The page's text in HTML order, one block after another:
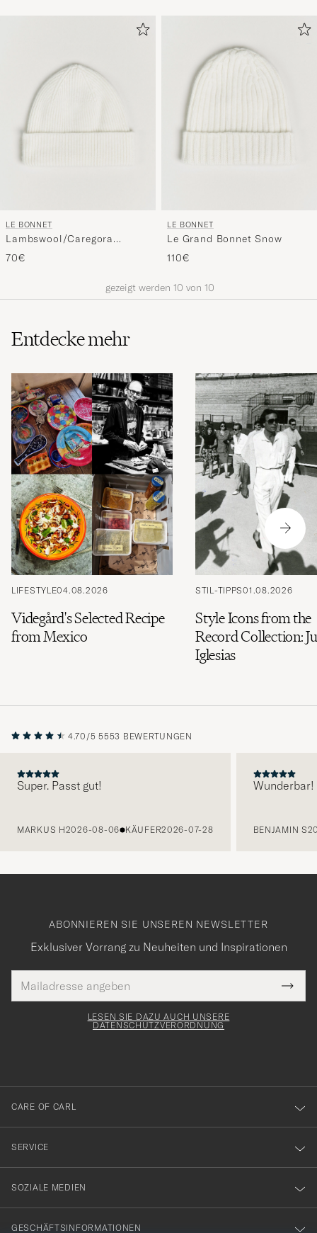
LE BONNET
Lambswool/Caregora
Beanie Snow
70€
LE BONNET
Le Grand Bonnet Snow
110€
gezeigt werden 10 von 10
Entdecke mehr
LIFESTYLE04.08.2026
Videgård's Selected Recipe
from Mexico
STIL-TIPPS01.08.2026
Style Icons from the
Record Collection:
Iglesias
4.70/5 5553 BEWERTUNGEN
Super. Passt gut!
MARKUS H2026-08-06 KÄUFER2026-07-28
Wunderbar!
BENJAMIN S
ABONNIEREN SIE UNSEREN NEWSLETTER
Exklusiver Vorrang zu Neuheiten und Inspirationen
Mail
Adresse
Tack
för
dig
till
vårt
nyhetsbrev!
LESEN SIE DAZU AUCH UNSERE
DATENSCHUTZVERORDNUNG
CARE OF CARL
SERVICE
SOZIALE MEDIEN
GESCHÄFTSINFORMATIONEN